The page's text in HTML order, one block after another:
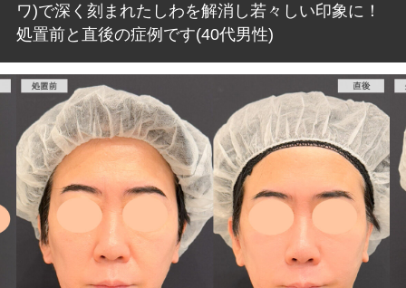
ワ)で深く刻まれたしわを解消し若々しい印象に！
処置前と直後の症例です(40代男性)